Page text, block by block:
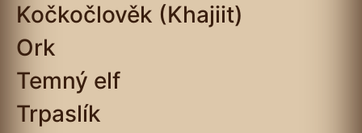
Kočkočlověk (Khajiit)
Ork
Temný elf
Trpaslík